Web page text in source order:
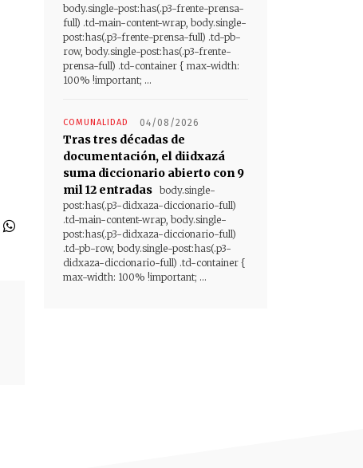
body.single-post:has(.p3-frente-prensa-
full) .td-main-content-wrap, body.single-
post:has(.p3-frente-prensa-full) .td-pb-
row, body.single-post:has(.p3-frente-
prensa-full) .td-container { max-width:
100% !important; ...
COMUNALIDAD 04/08/2026
Tras tres décadas de
documentación, el diidxazá
suma diccionario abierto con 9
mil 12 entradas body.single-
post:has(.p3-didxaza-diccionario-full)
.td-main-content-wrap, body.single-
post:has(.p3-didxaza-diccionario-full)
.td-pb-row, body.single-post:has(.p3-
didxaza-diccionario-full) .td-container {
max-width: 100% !important; ...